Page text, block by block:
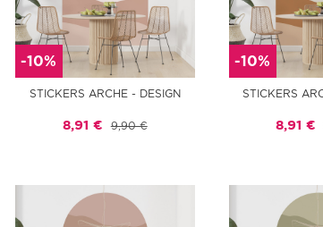
-10%
STICKERS ARCHE - DESIGN
8,91 € 9,90 €
-10%
STICKERS
8,91 €